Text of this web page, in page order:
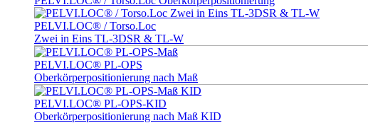
PELVI.LOC® / Torso.Loc
Zwei in Eins TL-3DSR & TL-W
PELVI.LOC® PL-OPS
Oberkörperpositionierung nach Maß
PELVI.LOC® PL-OPS-KID
Oberkörperpositionierung nach Maß KID